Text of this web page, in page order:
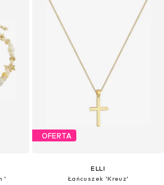
'
OFERTA
ELLI
Łańcuszek 'Kreuz'